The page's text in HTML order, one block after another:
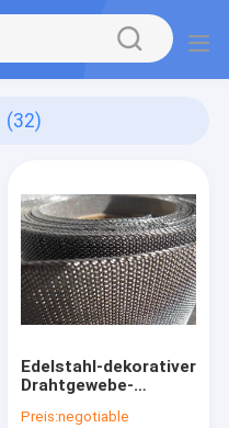
(32)
Edelstahl-dekorativer
Drahtgewebe-
Preis:negotiable